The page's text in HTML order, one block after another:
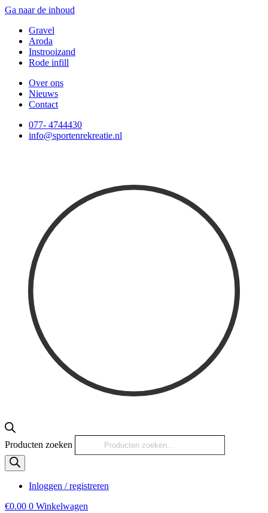
Ga naar de inhoud
Gravel
Aroda
Instrooizand
Rode infill
Over ons
Nieuws
Contact
077- 4744430
info@sportenrekreatie.nl
Producten zoeken
Inloggen / registreren
€0.00 0 Winkelwagen